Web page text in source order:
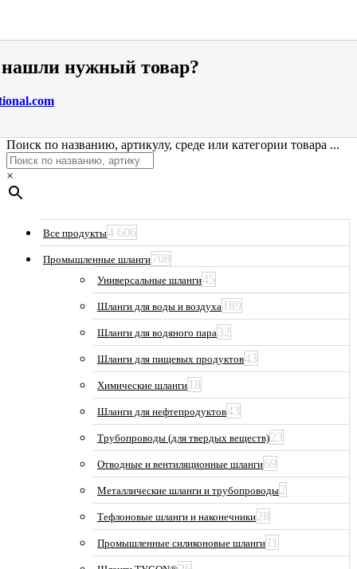
нужный товар?
Поиск по названию, артикулу, среде или категории товара ...
×
Все продукты4 606
Промышленные шланги708
Универсальные шланги45
Шланги для воды и воздуха 189
Шланги для водяного пара32
Шланги для пищевых продуктов43
Химические шланги 18
Шланги для нефтепродуктов43
Трубопроводы (для твердых веществ)23
Отводные и вентиляционные шланги69
Металлические шланги и трубопроводы2
Тефлоновые шланги и наконечники28
Промышленные силиконовые шланги 11